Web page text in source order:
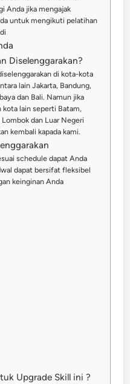
Anda jika mengajak
untuk mengikuti pelatihan
Diselenggarakan?
di kota-kota
lain Jakarta, Bandung,
dan Bali. Namun jika
kota lain seperti Batam,
dan Luar Negeri
kembali kapada kami.
schedule dapat Anda
dapat bersifat fleksibel
keinginan Anda
Upgrade Skill ini ?